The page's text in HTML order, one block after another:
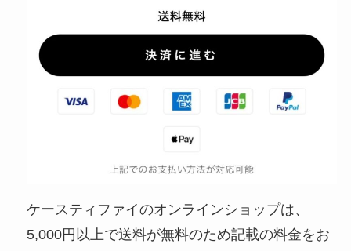
ケースティファイのオンラインショップは、
5,000円以上で送料が無料のため記載の料金をお